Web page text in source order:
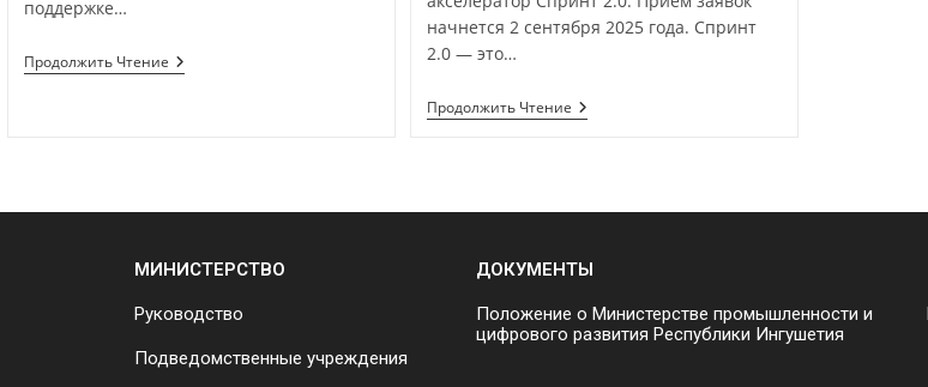
поддержке…
Продолжить Чтение
начнется 2 сентября 2025 года. Спринт
2.0 — это…
Продолжить Чтение
МИНИСТЕРСТВО
Руководство
Подведомственные учреждения
ДОКУМЕНТЫ
Положение о Министерстве промышленности и
цифрового развития Республики Ингушетия